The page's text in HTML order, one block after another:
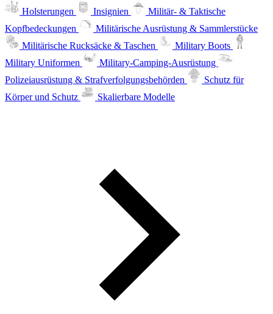
Holsterungen
Insignien
Militär- & Taktische
Kopfbedeckungen
Militärische Ausrüstung & Sammlerstücke
Militärische Rucksäcke & Taschen
Military Boots
Military Uniformen
Military-Camping-Ausrüstung
Polizeiausrüstung & Strafverfolgungsbehörden
Schutz für
Körper und Schutz
Skalierbare Modelle